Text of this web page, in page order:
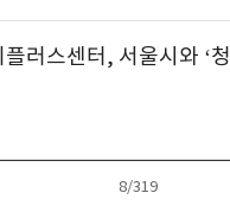
러스센터, 서울시와 ‘
8/319